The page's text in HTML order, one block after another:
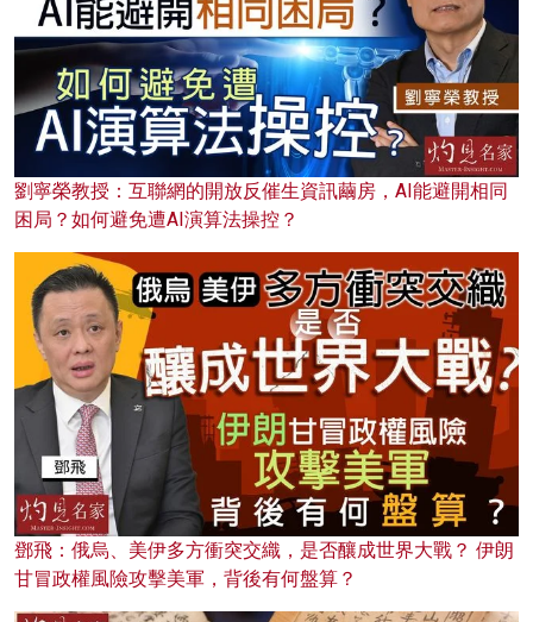
劉寧榮教授：互聯網的開放反催生資訊繭房，AI能避開相同
困局？如何避免遭AI演算法操控？
鄧飛：俄烏、美伊多方衝突交織，是否釀成世界大戰？ 伊朗
甘冒政權風險攻擊美軍，背後有何盤算？